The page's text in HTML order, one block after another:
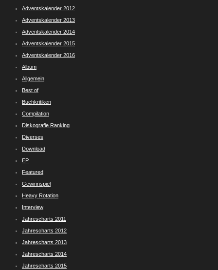
Adventskalender 2012
Adventskalender 2013
Adventskalender 2014
Adventskalender 2015
Adventskalender 2016
Album
Allgemein
Best of
Buchkritiken
Compilation
Diskografie Ranking
Diverses
Download
EP
Featured
Gewinnspiel
Heavy Rotation
Interview
Jahrescharts 2011
Jahrescharts 2012
Jahrescharts 2013
Jahrescharts 2014
Jahrescharts 2015